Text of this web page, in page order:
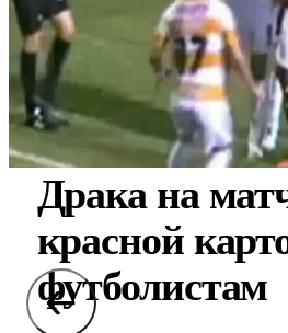
Драка на
красной
футболистам